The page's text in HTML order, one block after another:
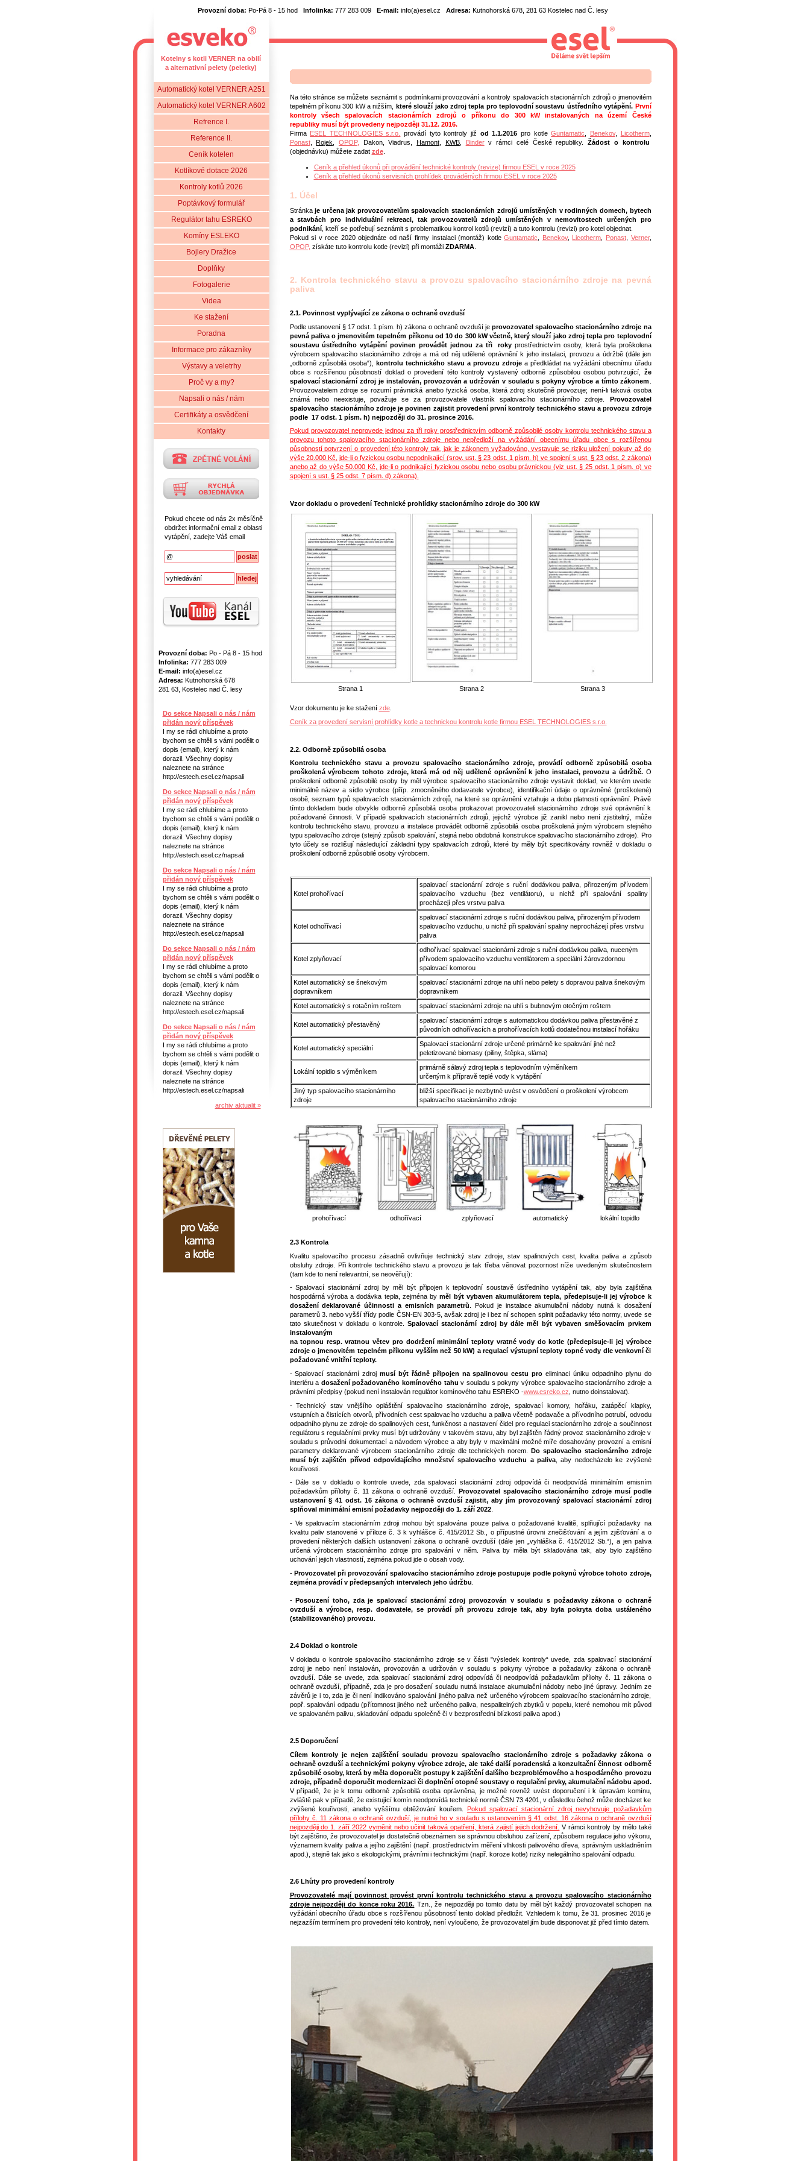
Provozní doba: Po-Pá 8 - 15 hod Infolinka: 777 283 009 E-mail: info(a)esel.cz Adresa: Kutnohorská 678, 281 63 Kostelec nad Č. lesy
Kotelny s kotli VERNER na obilí
a alternativní pelety (peletky)
Automatický kotel VERNER A251
Automatický kotel VERNER A602
Refrence I.
Reference II.
Ceník kotelen
Kotlíkové dotace 2026
Kontroly kotlů 2026
Poptávkový formulář
Regulátor tahu ESREKO
Komíny ESLEKO
Bojlery Dražice
Doplňky
Fotogalerie
Videa
Ke stažení
Poradna
Informace pro zákazníky
Výstavy a veletrhy
Proč vy a my?
Napsali o nás / nám
Certifikáty a osvědčení
Kontakty
Pokud chcete od nás 2x měsíčně
obdržet informační email z oblasti
vytápění, zadejte Váš email
Provozní doba: Po - Pá 8 - 15 hod
Infolinka: 777 283 009
E-mail: info(a)esel.cz
Adresa: Kutnohorská 678
281 63, Kostelec nad Č. lesy
Do sekce Napsali o nás / nám
přidán nový příspěvek
I my se rádi chlubíme a proto
bychom se chtěli s vámi podělit o
dopis (email), který k nám
dorazil. Všechny dopisy
naleznete na stránce
http://estech.esel.cz/napsali
Do sekce Napsali o nás / nám
přidán nový příspěvek
I my se rádi chlubíme a proto
bychom se chtěli s vámi podělit o
dopis (email), který k nám
dorazil. Všechny dopisy
naleznete na stránce
http://estech.esel.cz/napsali
Do sekce Napsali o nás / nám
přidán nový příspěvek
I my se rádi chlubíme a proto
bychom se chtěli s vámi podělit o
dopis (email), který k nám
dorazil. Všechny dopisy
naleznete na stránce
http://estech.esel.cz/napsali
Do sekce Napsali o nás / nám
přidán nový příspěvek
I my se rádi chlubíme a proto
bychom se chtěli s vámi podělit o
dopis (email), který k nám
dorazil. Všechny dopisy
naleznete na stránce
http://estech.esel.cz/napsali
Do sekce Napsali o nás / nám
přidán nový příspěvek
I my se rádi chlubíme a proto
bychom se chtěli s vámi podělit o
dopis (email), který k nám
dorazil. Všechny dopisy
naleznete na stránce
http://estech.esel.cz/napsali
archiv aktualit »
Na této stránce se můžete seznámit s podmínkami provozování a kontroly spalovacích stacionárních zdrojů o jmenovitém
tepelném příkonu 300 kW a nižším, které slouží jako zdroj tepla pro teplovodní soustavu ústředního vytápění. První
kontroly všechspalovacích stacionárních zdrojů o příkonu do 300 kW instalovaných na území České
republiky musí být provedeny nejpozději 31.12. 2016.
Firma ESEL TECHNOLOGIES s.r.o. provádí tyto kontroly již od 1.1.2016 pro kotleGuntamatic Benekov, Licotherm,
Ponast,Rojek OPOP, Dakon, Viadrus,Hamont KWB, Binderv rámci celé České republiky.Žádost o kontrolu
(objednávku) můžete zadat zde.
Ceník a přehled úkonů při provádění technické kontroly (revize) firmou ESEL v roce 2025
Ceník a přehled úkonů servisních prohlídek prováděných firmou ESEL v roce 2025
1. Účel
Stránkaje určena jak provozovatelům spalovacích stacionárních zdrojů umístěných v rodinných domech, bytech
a stavbách pro individuální rekreaci, tak provozovatelů zdrojů umístěných v nemovitostech určených pro
podnikání, kteří se potřebují seznámit s problematikou kontrol kotlů (revizí) a tuto kontrolu (revizi) pro kotel objednat.
Pokud si v roce 2020 objednáte od naší firmy instalaci (montáž) kotleGuntamatic Benekov, Licotherm Ponast, Verner,
OPOP, získáte tuto kontrolu kotle (revizi) při montáži ZDARMA.
2. Kontrola technického stavu a provozu spalovacího stacionárního zdroje na pevná
paliva
2.1. Povinnost vyplývající ze zákona o ochraně ovzduší
Podle ustanovení § 17 odst. 1 písm. h) zákona o ochraně ovzduší jeprovozovatel spalovacího stacionárního zdroje na
pevná paliva o jmenovitém tepelném příkonu od 10 do 300 kW včetně, který slouží jako zdroj tepla pro teplovodní
soustavu ústředního vytápění povinen provádět jednou za tři roky prostřednictvím osoby, která byla proškolena
výrobcem spalovacího stacionárního zdroje a má od něj udělené oprávnění k jeho instalaci, provozu a údržbě (dále jen
„odborně způsobilá osoba“), kontrolu technického stavu a provozu zdroje a předkládat na vyžádání obecnímu úřadu
obce s rozšířenou působností doklad o provedení této kontroly vystavený odborně způsobilou osobou potvrzující, že
spalovací stacionární zdroj je instalován, provozován a udržován v souladu s pokyny výrobce a tímto zákonem
Provozovatelem zdroje se rozumí právnická anebo fyzická osoba, která zdroj skutečně provozuje; není-li taková osoba
známá nebo neexistuje, považuje se za provozovatele vlastník spalovacího stacionárního zdroje. Provozovatel
spalovacího stacionárního zdroje je povinen zajistit provedení první kontroly technického stavu a provozu zdroje
podle 17 odst. 1 písm. h) nejpozději do 31. prosince 2016.
Pokud provozovatel neprovede jednou za tři roky prostřednictvím odborně způsobilé osoby kontrolu technického stavu a
provozu tohoto spalovacího stacionárního zdroje nebo nepředloží na vyžádání obecnímu úřadu obce s rozšířenou
působností potvrzení o provedení této kontroly tak, jak je zákonem vyžadováno, vystavuje se riziku uložení pokuty až do
výše 20.000 Kč, jde-li o fyzickou osobu nepodnikající (srov. ust. § 23 odst. 1 písm. h) ve spojení s ust. § 23 odst. 2 zákona)
anebo až do výše 50.000 Kč, jde-li o podnikající fyzickou osobu nebo osobu právnickou (viz ust. § 25 odst. 1 písm. o) ve
spojení s ust. § 25 odst. 7 písm. d) zákona).
Vzor dokladu o provedení Technické prohlídky stacionárního zdroje do 300 kW
Strana 1 Strana 2 Strana 3
Vzor dokumentu je ke stažení zde.
Ceník za provedení servisní prohlídky kotle a technickou kontrolu kotle firmou ESEL TECHNOLOGIES s.r.o.
2.2. Odborně způsobilá osoba
Kontrolu technického stavu a provozu spalovacího stacionárního zdroje, provádí odborně způsobilá osoba
proškolená výrobcem tohoto zdroje, která má od něj udělené oprávnění k jeho instalaci, provozu a údržbě.O
proškolení odborně způsobilé osoby by měl výrobce spalovacího stacionárního zdroje vystavit doklad, ve kterém uvede
minimálně název a sídlo výrobce (příp. zmocněného dodavatele výrobce), identifikační údaje o oprávněné (proškolené)
osobě, seznam typů spalovacích stacionárních zdrojů, na které se oprávnění vztahuje a dobu platnosti oprávnění. Právě
tímto dokladem bude obvykle odborně způsobilá osoba prokazovat provozovateli stacionárního zdroje své oprávnění k
požadované činnosti. V případě spalovacích stacionárních zdrojů, jejichž výrobce již zanikl nebo není zjistitelný, může
kontrolu technického stavu, provozu a instalace provádět odborně způsobilá osoba proškolená jiným výrobcem stejného
typu spalovacího zdroje (stejný způsob spalování, stejná nebo obdobná konstrukce spalovacího stacionárního zdroje). Pro
tyto účely se rozlišují následující základní typy spalovacích zdrojů, které by měly být specifikovány rovněž v dokladu o
proškolení odborně způsobilé osoby výrobcem.
Kotel prohořívací
spalovací stacionární zdroje s ruční dodávkou paliva, přirozeným přívodem
spalovacího vzduchu (bez ventilátoru), u nichž při spalování spaliny
procházejí přes vrstvu paliva
Kotel odhořívací
spalovací stacionární zdroje s ruční dodávkou paliva, přirozeným přívodem
spalovacího vzduchu, u nichž při spalování spaliny neprocházejí přes vrstvu
paliva
Kotel zplyňovací
odhořívací spalovací stacionární zdroje s ruční dodávkou paliva, nuceným
přívodem spalovacího vzduchu ventilátorem a speciální žárovzdornou
spalovací komorou
Kotel automatický se šnekovým
dopravníkem
spalovací stacionární zdroje na uhlí nebo pelety s dopravou paliva šnekovým
dopravníkem
Kotel automatický s rotačním roštem
spalovací stacionární zdroje na uhlí s bubnovým otočným roštem
Kotel automatický přestavěný
spalovací stacionární zdroje s automatickou dodávkou paliva přestavěné z
původních odhořívacích a prohořívacích kotlů dodatečnou instalací hořáku
Kotel automatický speciální
Spalovací stacionární zdroje určené primárně ke spalování jiné než
peletizované biomasy (piliny, štěpka, sláma)
Lokální topidlo s výměníkem
primárně sálavý zdroj tepla s teplovodním výměníkem
určeným k přípravě teplé vody k vytápění
Jiný typ spalovacího stacionárního
zdroje
bližší specifikaci je nezbytné uvést v osvědčení o proškolení výrobcem
spalovacího stacionárního zdroje
prohořívací odhořívací zplyňovací automatický lokální topidlo
2.3 Kontrola
Kvalitu spalovacího procesu zásadně ovlivňuje technický stav zdroje, stav spalinových cest, kvalita paliva a způsob
obsluhy zdroje. Při kontrole technického stavu a provozu je tak třeba věnovat pozornost níže uvedeným skutečnostem
(tam kde to není relevantní, se neověřují):
- Spalovací stacionární zdroj by měl být připojen k teplovodní soustavě ústředního vytápění tak, aby byla zajištěna
hospodárná výroba a dodávka tepla, zejména byměl být vybaven akumulátorem tepla, předepisuje-li jej výrobce k
dosažení deklarované účinnosti a emisních parametrů
. Pokud je instalace akumulační nádoby nutná k dosažení
parametrů 3. nebo vyšší třídy podle ČSN-EN 303-5, avšak zdroj je i bez ní schopen splnit požadavky této normy, uvede se
tato skutečnost v dokladu o kontrole.Spalovací stacionární zdroj by dále měl být vybaven směšovacím prvkem
instalovaným
na topnou resp. vratnou větev pro dodržení minimální teploty vratné vody do kotle (předepisuje-li jej výrobce
zdroje o jmenovitém tepelném příkonu vyšším než 50 kW) a regulací výstupní teploty topné vody dle venkovní či
požadované vnitřní teploty.
- Spalovací stacionární zdroj musí být řádně připojen na spalinovou cestu pro eliminaci úniku odpadního plynu do
interiéru a dosažení požadovaného komínového tahu v souladu s pokyny výrobce spalovacího stacionárního zdroje a
právními předpisy (pokud není instalován regulátor komínového tahu ESREKO -www.esreko.cz , nutno doinstalovat).
- Technický stav vnějšího opláštění spalovacího stacionárního zdroje, spalovací komory, hořáku, zatápěcí klapky,
vstupních a čistících otvorů, přívodních cest spalovacího vzduchu a paliva včetně podavače a přívodního potrubí, odvodu
odpadního plynu ze zdroje do spalinových cest, funkčnost a nastavení čidel pro regulaci stacionárního zdroje a součinnost
regulátoru s regulačními prvky musí být udržovány v takovém stavu, aby byl zajištěn řádný provoz stacionárního zdroje v
souladu s průvodní dokumentací a návodem výrobce a aby byly v maximální možné míře dosahovány provozní a emisní
parametry deklarované výrobcem stacionárního zdroje dle technických norem.Do spalovacího stacionárního zdroje
musí být zajištěn přívod odpovídajícího množství spalovacího vzduchu a paliva, aby nedocházelo ke zvýšené
kouřivosti.
- Dále se v dokladu o kontrole uvede, zda spalovací stacionární zdroj odpovídá či neodpovídá minimálním emisním
požadavkům přílohy č. 11 zákona o ochraně ovzduší.
Provozovatel spalovacího stacionárního zdroje musí podle
ustanovení § 41 odst. 16 zákona o ochraně ovzduší zajistit, aby jím provozovaný spalovací stacionární zdroj
splňoval minimální emisní požadavky nejpozději do 1. září 2022.
- Ve spalovacím stacionárním zdroji mohou být spalována pouze paliva o požadované kvalitě, splňující požadavky na
kvalitu paliv stanovené v příloze č. 3 k vyhlášce č. 415/2012 Sb., o přípustné úrovni znečišťování a jejím zjišťování a o
provedení některých dalších ustanovení zákona o ochraně ovzduší (dále jen „vyhláška č. 415/2012 Sb.“), a jen paliva
určená výrobcem stacionárního zdroje pro spalování v něm. Paliva by měla být skladována tak, aby bylo zajištěno
uchování jejich vlastností, zejména pokud jde o obsah vody.
- Provozovatel při provozování spalovacího stacionárního zdroje postupuje podle pokynů výrobce tohoto zdroje,
zejména provádí v předepsaných intervalech jeho údržbu
-Posouzení toho, zda je spalovací stacionární zdroj provozován v souladu s požadavky zákona o ochraně
ovzduší a výrobce, resp. dodavatele, se provádí při provozu zdroje tak, aby byla pokryta doba ustáleného
(stabilizovaného) provozu
2.4 Doklad o kontrole
V dokladu o kontrole spalovacího stacionárního zdroje se v části "výsledek kontroly“ uvede, zda spalovací stacionární
zdroj je nebo není instalován, provozován a udržován v souladu s pokyny výrobce a požadavky zákona o ochraně
ovzduší. Dále se uvede, zda spalovací stacionární zdroj odpovídá či neodpovídá požadavkům přílohy č. 11 zákona o
ochraně ovzduší, případně, zda je pro dosažení souladu nutná instalace akumulační nádoby nebo jiné úpravy. Jedním ze
závěrů je i to, zda je či není indikováno spalování jiného paliva než určeného výrobcem spalovacího stacionárního zdroje,
popř. spalování odpadu (přítomnost jiného než určeného paliva, nespalitelných zbytků v popelu, které nemohou mít původ
ve spalovaném palivu, skladování odpadu společně či v bezprostřední blízkosti paliva apod.)
2.5 Doporučení
Cílem kontroly je nejen zajištění souladu provozu spalovacího stacionárního zdroje s požadavky zákona o
ochraně ovzduší a technickými pokyny výrobce zdroje, ale také další poradenská a konzultační činnost odborně
způsobilé osoby, která by měla doporučit postupy k zajištění dalšího bezproblémového a hospodárného provozu
zdroje, případně doporučit modernizaci či doplnění otopné soustavy o regulační prvky, akumulační nádobu apod.
V případě, že je k tomu odborně způsobilá osoba oprávněna, je možné rovněž uvést doporučení i k úpravám komínu,
zvláště pak v případě, že existující komín neodpovídá technické normě ČSN 73 4201, v důsledku čehož může docházet ke
zvýšené kouřivosti, anebo vyššímu obtěžování kouřem.Pokud spalovací stacionární zdroj nevyhovuje požadavkům
přílohy č. 11 zákona o ochraně ovzduší, je nutné ho v souladu s ustanovením § 41 odst. 16 zákona o ochraně ovzduší
nejpozději do 1. září 2022 vyměnit nebo učinit taková opatření, která zajistí jejich dodržení. V rámci kontroly by mělo také
být zajištěno, že provozovatel je dostatečně obeznámen se správnou obsluhou zařízení, způsobem regulace jeho výkonu,
významem kvality paliva a jejího zajištění (např. prostřednictvím měření vlhkosti palivového dřeva, správným uskladněním
apod.), stejně tak jako s ekologickými, právními i technickými (např. koroze kotle) riziky nelegálního spalování odpadu.
2.6 Lhůty pro provedení kontroly
Provozovatelé mají povinnost provést první kontrolu technického stavu a provozu spalovacího stacionárního
zdroje nejpozději do konce roku 2016. Tzn., že nejpozději po tomto datu by měl být každý provozovatel schopen na
vyžádání obecního úřadu obce s rozšířenou působností tento doklad předložit. Vzhledem k tomu, že 31. prosinec 2016 je
nejzazším termínem pro provedení této kontroly, není vyloučeno, že provozovatel jím bude disponovat již před tímto datem.